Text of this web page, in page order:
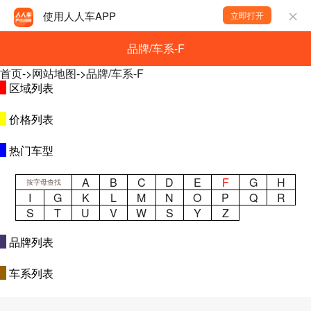
使用人人车APP 立即打开
品牌/车系-F
首页->网站地图->品牌/车系-F
区域列表
价格列表
热门车型
按字母查找 A B C D E F G
H
I
G K L M N O P Q
R
S
T U V W S Y
Z
品牌列表
车系列表